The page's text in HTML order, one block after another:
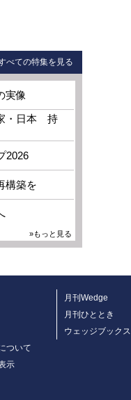
べての特集を見る
実像
・日本 持
2026
構築を
»もっと見る
ついて
示
月刊Wedge
月刊ひととき
ウェッジブックス